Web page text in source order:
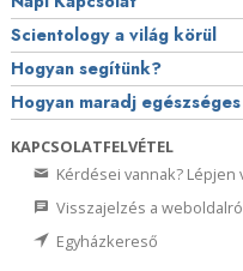
Scientology a világ körül
Hogyan segítünk?
Hogyan maradj egészséges
KAPCSOLATFELVÉTEL
Kérdései vannak?
Visszajelzés a
Egyházkereső